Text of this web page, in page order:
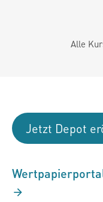
Alle
Jetzt Depot